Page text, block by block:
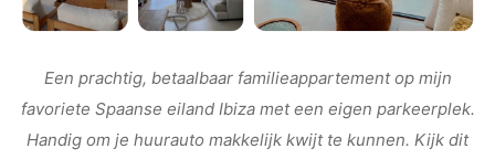
Een prachtig, betaalbaar familieappartement op mijn
favoriete Spaanse eiland Ibiza met een eigen parkeerplek.
Handig om je huurauto makkelijk kwijt te kunnen. Kijk dit